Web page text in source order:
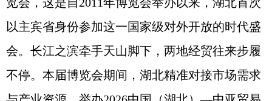
以主宾省身份参加这一国家级对外开放的时代盛
会。长江之滨牵手天山脚下，两地经贸往来步履
不停。本届博览会期间，湖北精准对接市场需求